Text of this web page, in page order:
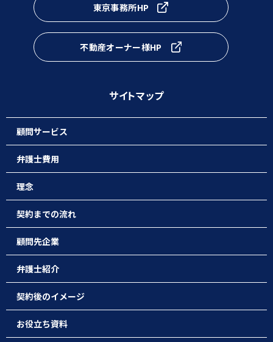
東京事務所HP
不動産オーナー様HP
サイトマップ
顧問サービス
弁護士費用
理念
契約までの流れ
顧問先企業
弁護士紹介
契約後のイメージ
お役立ち資料